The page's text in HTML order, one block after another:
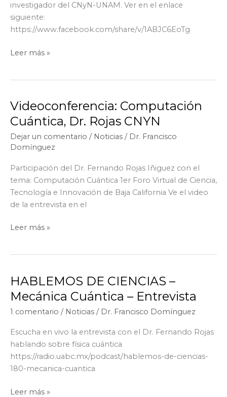
Tecnologías
Cuánticas
2025
investigador del CNyN-UNAM. Ver en el enlace
siguiente:
https://www.facebook.com/share/v/1ABJC6EoTg
La
evolución
del
Qubit
Leer más »
Videoconferencia: Computación
Cuántica, Dr. Rojas CNYN
Dejar un comentario / Noticias / Dr. Francisco
Domínguez
Participación del Dr. Fernando Rojas Iñiguez con el
tema: Computación Cuántica 1er Foro Virtual de Ciencia,
Tecnología e Innovación de Baja California Ve el video
de la entrevista en el
Videoconferencia:
Rojas
CNYN
Leer más »
HABLEMOS DE CIENCIAS –
Mecánica Cuántica – Entrevista
1 comentario / Noticias / Dr. Francisco Domínguez
Escucha en vivo la entrevista con el Dr. Fernando Rojas
hablando sobre física cuántica
https://radio.uabc.mx/podcast/hablemos-de-ciencias-
180-mecanica-cuantica
HABLEMOS
Leer más »